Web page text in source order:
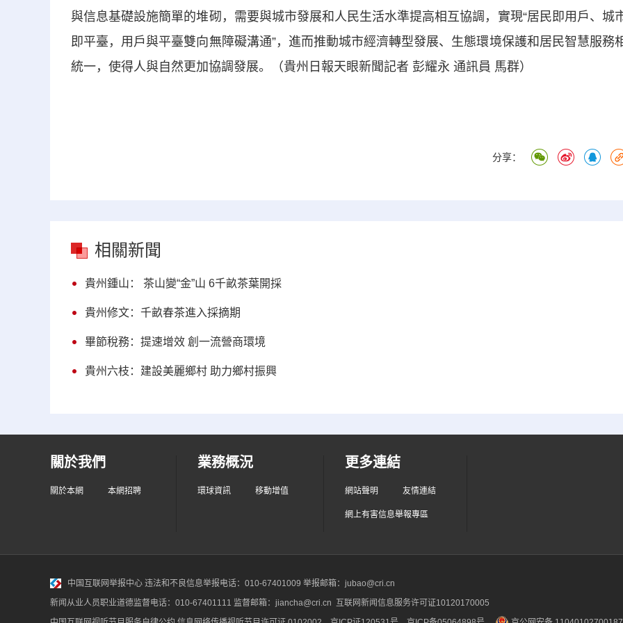
與信息基礎設施簡單的堆砌，需要與城市發展和人民生活水準提高相互協調，實現“居民即用戶、城
即平臺，用戶與平臺雙向無障礙溝通”，進而推動城市經濟轉型發展、生態環境保護和居民智慧服務
統一，使得人與自然更加協調發展。（貴州日報天眼新聞記者 彭耀永 通訊員 馬群）
分享：
相關新聞
貴州鍾山： 茶山變“金”山 6千畝茶葉開採
貴州修文：千畝春茶進入採摘期
畢節稅務：提速增效 創一流營商環境
貴州六枝：建設美麗鄉村 助力鄉村振興
關於我們
關於本網 本網招聘
業務概況
環球資訊 移動增值
更多連結
網站聲明 友情連結
網上有害信息舉報專區
中国互联网举报中心 违法和不良信息举报电话：010-67401009 举报邮箱：jubao@cri.cn
新闻从业人员职业道德监督电话：010-67401111 监督邮箱：jiancha@cri.cn 互联网新闻信息服务许可证10120170005